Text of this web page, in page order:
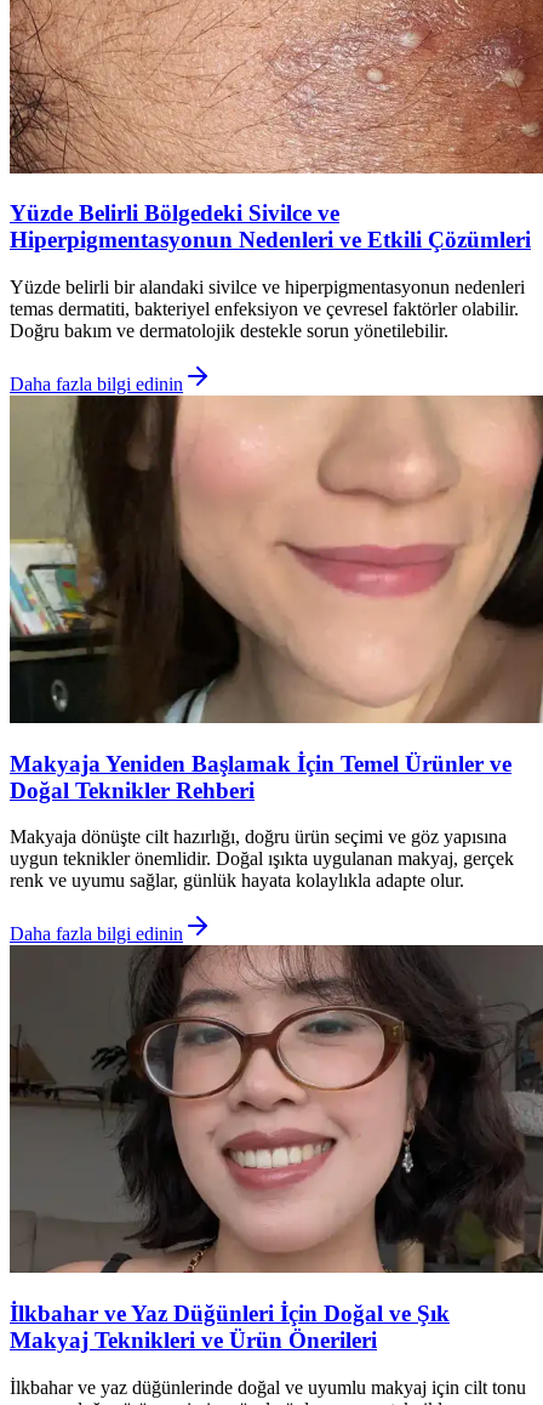
Yüzde Belirli Bölgedeki Sivilce ve
Hiperpigmentasyonun Nedenleri ve Etkili Çözümleri
Yüzde belirli bir alandaki sivilce ve hiperpigmentasyonun nedenleri
temas dermatiti, bakteriyel enfeksiyon ve çevresel faktörler olabilir.
Doğru bakım ve dermatolojik destekle sorun yönetilebilir.
Daha fazla bilgi edinin
Makyaja Yeniden Başlamak İçin Temel Ürünler ve
Doğal Teknikler Rehberi
Makyaja dönüşte cilt hazırlığı, doğru ürün seçimi ve göz yapısına
uygun teknikler önemlidir. Doğal ışıkta uygulanan makyaj, gerçek
renk ve uyumu sağlar, günlük hayata kolaylıkla adapte olur.
Daha fazla bilgi edinin
İlkbahar ve Yaz Düğünleri İçin Doğal ve Şık
Makyaj Teknikleri ve Ürün Önerileri
İlkbahar ve yaz düğünlerinde doğal ve uyumlu makyaj için cilt tonu